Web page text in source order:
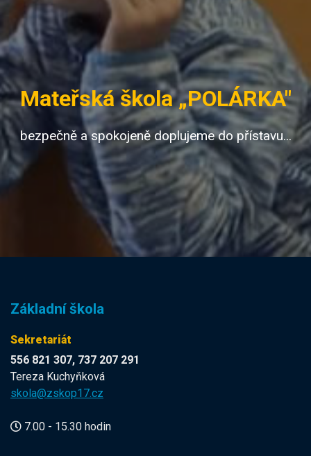
Mateřská škola „POLÁRKA"
bezpečně a spokojeně doplujeme do přístavu...
Základní škola
Sekretariát
556 821 307, 737 207 291
Tereza Kuchyňková
skola@zskop17.cz
7.00 - 15.30 hodin